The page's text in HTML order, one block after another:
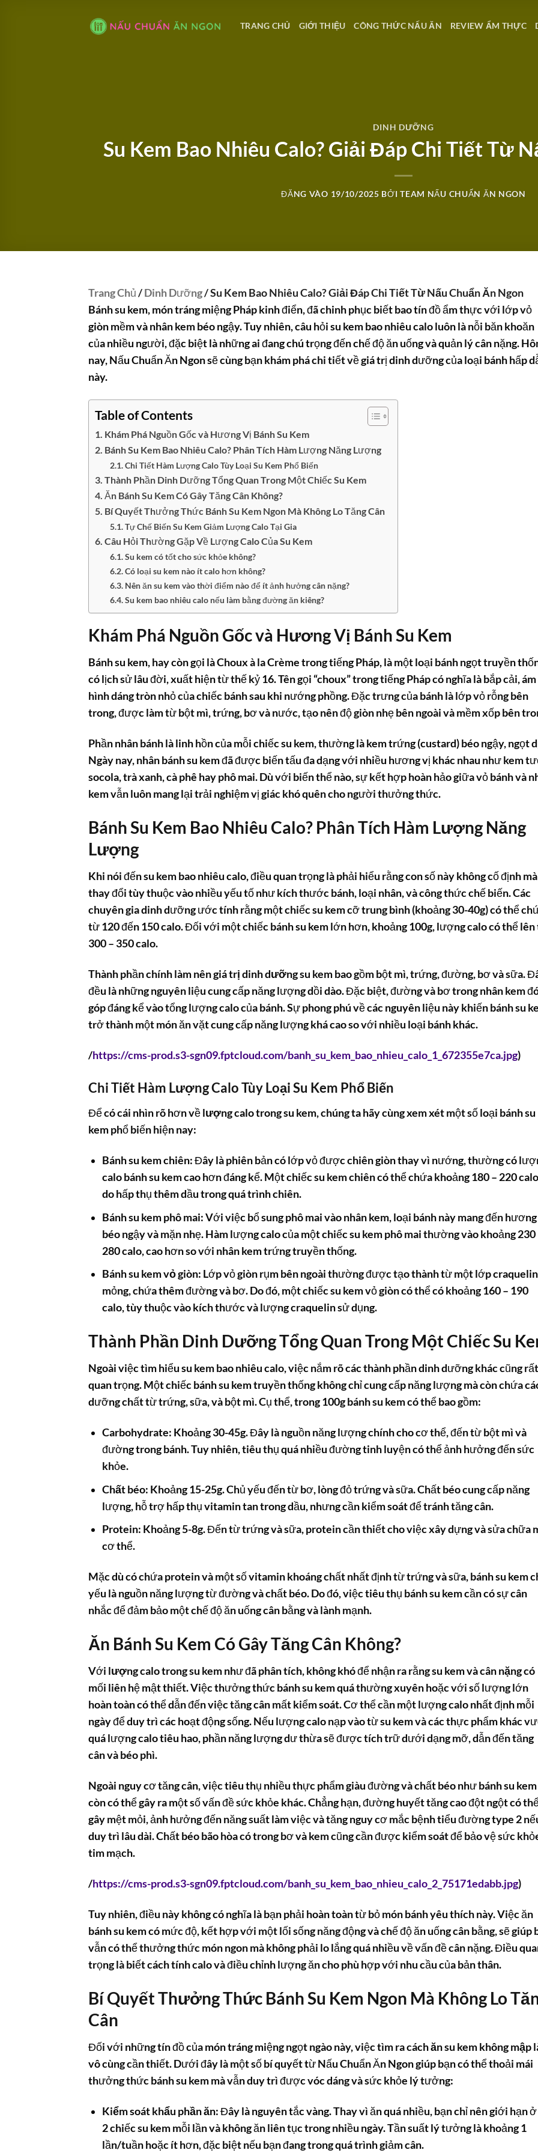
TRANG CHỦ GIỚI THIỆU CÔNG THỨC NẤU ĂN REVIEW ẨM THỰC
DINH DƯỠNG
Su Kem Bao Nhiêu Calo? Giải Đáp Chi Tiết Từ
ĐĂNG VÀO 19/10/2025 BỞITEAM NẤU CHUẨN ĂN NGON
Trang Chủ/Dinh Dưỡng/ Su Kem Bao Nhiêu Calo? Giải Đáp Chi Tiết Từ Nấu Chuẩn Ăn Ngon
Bánh su kem, món tráng miệng Pháp kinh điển, đã chinh phục biết bao tín đồ ẩm thực với lớp vỏ
giòn mềm và nhân kem béo ngậy. Tuy nhiên, câu hỏisu kem bao nhiêu caloluôn là nỗi băn khoăn
của nhiều người, đặc biệt là những ai đang chú trọng đến chế độ ăn uống và quản lý cân nặng.
nay, Nấu Chuẩn Ăn Ngon sẽ cùng bạn khám phá chi tiết về giá trị dinh dưỡng của loại bánh hấp
này.
Table of Contents
Khám Phá Nguồn Gốc và Hương Vị Bánh Su Kem
Bánh Su Kem Bao Nhiêu Calo? Phân Tích Hàm Lượng Năng Lượng
Chi Tiết Hàm Lượng Calo Tùy Loại Su Kem Phổ Biến
Thành Phần Dinh Dưỡng Tổng Quan Trong Một Chiếc Su Kem
Ăn Bánh Su Kem Có Gây Tăng Cân Không?
Bí Quyết Thưởng Thức Bánh Su Kem Ngon Mà Không Lo Tăng Cân
Tự Chế Biến Su Kem Giảm Lượng Calo Tại Gia
Câu Hỏi Thường Gặp Về Lượng Calo Của Su Kem
Su kem có tốt cho sức khỏe không?
Có loại su kem nào ít calo hơn không?
Nên ăn su kem vào thời điểm nào để ít ảnh hưởng cân nặng?
Su kem bao nhiêu calo nếu làm bằng đường ăn kiêng?
Khám Phá Nguồn Gốc và Hương Vị Bánh Su Kem
Bánh su kem, hay còn gọi là Choux à la Crème trong tiếng Pháp, là một loại bánh ngọt truyền
có lịch sử lâu đời, xuất hiện từ thế kỷ 16. Tên gọi “choux” trong tiếng Pháp có nghĩa là bắp cải,
hình dáng tròn nhỏ của chiếc bánh sau khi nướng phồng. Đặc trưng của bánh là lớp vỏ rỗng bên
trong, được làm từ bột mì, trứng, bơ và nước, tạo nên độ giòn nhẹ bên ngoài và mềm xốp bên
Phần nhân bánh là linh hồn của mỗi chiếc su kem, thường là kem trứng (custard) béo ngậy, ngọt
Ngày nay, nhânbánh su kemđã được biến tấu đa dạng với nhiều hương vị khác nhau như kem
socola, trà xanh, cà phê hay phô mai. Dù với biến thể nào, sự kết hợp hoàn hảo giữa vỏ bánh và
kem vẫn luôn mang lại trải nghiệm vị giác khó quên cho người thưởng thức.
Bánh Su Kem Bao Nhiêu Calo? Phân Tích Hàm Lượng Năng
Lượng
Khi nói đếnsu kem bao nhiêu calo, điều quan trọng là phải hiểu rằng con số này không cố định
thay đổi tùy thuộc vào nhiều yếu tố như kích thước bánh, loại nhân, và công thức chế biến. Các
chuyên gia dinh dưỡng ước tính rằng một chiếc su kem cỡ trung bình (khoảng 30-40g) có thể
từ 120 đến 150 calo. Đối với một chiếcbánh su kemlớn hơn, khoảng 100g, lượngcalocó thể
300 – 350 calo.
Thành phần chính làm nêngiá trị dinh dưỡng su kembao gồm bột mì, trứng, đường, bơ và sữa.
đều là những nguyên liệu cung cấp năng lượng dồi dào. Đặc biệt, đường và bơ trong nhân kem
góp đáng kể vào tổng lượngcalocủa bánh. Sự phong phú về các nguyên liệu này khiếnbánh su
trở thành một món ăn vặt cung cấp năng lượng khá cao so với nhiều loại bánh khác.
/https://cms-prod.s3-sgn09.fptcloud.com/banh_su_kem_bao_nhieu_calo_1_672355e7ca.jpg)
Chi Tiết Hàm Lượng Calo Tùy Loại Su Kem Phổ Biến
Để có cái nhìn rõ hơn vềlượng calo trong su kem, chúng ta hãy cùng xem xét một số loại bánh su
kemphổ biến hiện nay:
Bánh su kem chiên:Đây là phiên bản có lớp vỏ được chiên giòn thay vì nướng, thường có
calo bánh su kemcao hơn đáng kể. Một chiếc su kem chiên có thể chứa khoảng 180 – 220 calo
do hấp thụ thêm dầu trong quá trình chiên.
Bánh su kem phô mai:Với việc bổ sung phô mai vào nhân kem, loại bánh này mang đến
béo ngậy và mặn nhẹ. Hàm lượngcalocủa một chiếc su kem phô mai thường vào khoảng 230
280 calo, cao hơn so với nhân kem trứng truyền thống.
Bánh su kem vỏ giòn: Lớp vỏ giòn rụm bên ngoài thường được tạo thành từ một lớp craquelin
mỏng, chứa thêm đường và bơ. Do đó, một chiếc su kem vỏ giòn có thể có khoảng 160 – 190
calo, tùy thuộc vào kích thước và lượng craquelin sử dụng.
Thành Phần Dinh Dưỡng Tổng Quan Trong Một Chiếc Su
Ngoài việc tìm hiểusu kem bao nhiêu calo, việc nắm rõ các thành phần dinh dưỡng khác cũng rất
quan trọng. Một chiếcbánh su kemtruyền thống không chỉ cung cấp năng lượng mà còn chứa
dưỡng chất từ trứng, sữa, và bột mì. Cụ thể, trong 100gbánh su kemcó thể bao gồm:
Carbohydrate: Khoảng 30-45g. Đây là nguồn năng lượng chính cho cơ thể, đến từ bột mì và
đường trong bánh. Tuy nhiên, tiêu thụ quá nhiều đường tinh luyện có thể ảnh hưởng đến sức
khỏe.
Chất béo: Khoảng 15-25g. Chủ yếu đến từ bơ, lòng đỏ trứng và sữa. Chất béo cung cấp năng
lượng, hỗ trợ hấp thụ vitamin tan trong dầu, nhưng cần kiểm soát để tránh tăng cân.
Protein: Khoảng 5-8g. Đến từ trứng và sữa, protein cần thiết cho việc xây dựng và sửa chữa
cơ thể.
Mặc dù có chứa protein và một số vitamin khoáng chất nhất định từ trứng và sữa,bánh su kem
yếu là nguồn năng lượng từ đường và chất béo. Do đó, việc tiêu thụ bánh su kemcần có sự cân
nhắc để đảm bảo một chế độ ăn uống cân bằng và lành mạnh.
Ăn Bánh Su Kem Có Gây Tăng Cân Không?
Với lượng calo trong su kemnhư đã phân tích, không khó để nhận ra rằngsu kem và cân nặngcó
mối liên hệ mật thiết. Việc thưởng thứcbánh su kemquá thường xuyên hoặc với số lượng lớn
hoàn toàn có thể dẫn đến việc tăng cân mất kiểm soát. Cơ thể cần một lượng calo nhất định mỗi
ngày để duy trì các hoạt động sống. Nếu lượng calo nạp vào từsu kemvà các thực phẩm khác
quá lượng calo tiêu hao, phần năng lượng dư thừa sẽ được tích trữ dưới dạng mỡ, dẫn đến tăng
cân và béo phì.
Ngoài nguy cơ tăng cân, việc tiêu thụ nhiều thực phẩm giàu đường và chất béo nhưbánh su kem
còn có thể gây ra một số vấn đề sức khỏe khác. Chẳng hạn, đường huyết tăng cao đột ngột có
gây mệt mỏi, ảnh hưởng đến năng suất làm việc và tăng nguy cơ mắc bệnh tiểu đường type 2
duy trì lâu dài. Chất béo bão hòa có trong bơ và kem cũng cần được kiểm soát để bảo vệ sức
tim mạch.
/https://cms-prod.s3-sgn09.fptcloud.com/banh_su_kem_bao_nhieu_calo_2_75171edabb.jpg)
Tuy nhiên, điều này không có nghĩa là bạn phải hoàn toàn từ bỏ món bánh yêu thích này. Việc ăn
bánh su kemcó mức độ, kết hợp với một lối sống năng động và chế độ ăn uống cân bằng, sẽ giúp
vẫn có thể thưởng thức món ngon mà không phải lo lắng quá nhiều về vấn đề cân nặng. Điều
trọng là biếtcách tính calovà điều chỉnh lượng ăn cho phù hợp với nhu cầu của bản thân.
Bí Quyết Thưởng Thức Bánh Su Kem Ngon Mà Không Lo
Cân
Đối với những tín đồ của món tráng miệng ngọt ngào này, việc tìm racách ăn su kem không mập
vô cùng cần thiết. Dưới đây là một số bí quyết từ Nấu Chuẩn Ăn Ngon giúp bạn có thể thoải mái
thưởng thứcbánh su kemmà vẫn duy trì được vóc dáng và sức khỏe lý tưởng:
Kiểm soát khẩu phần ăn:Đây là nguyên tắc vàng. Thay vì ăn quá nhiều, bạn chỉ nên giới hạn
2 chiếcsu kemmỗi lần và không ăn liên tục trong nhiều ngày. Tần suất lý tưởng là khoảng 1
lần/tuần hoặc ít hơn, đặc biệt nếu bạn đang trong quá trình giảm cân.